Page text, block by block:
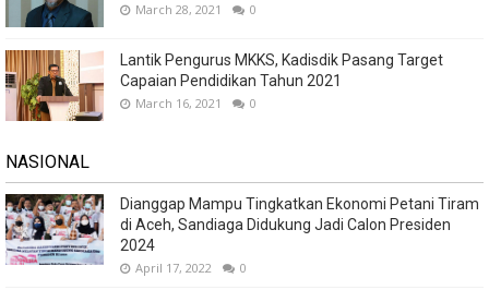
March 28, 2021 0
Lantik Pengurus MKKS, Kadisdik Pasang Target
Capaian Pendidikan Tahun 2021
March 16, 2021 0
NASIONAL
Dianggap Mampu Tingkatkan Ekonomi Petani Tiram
di Aceh, Sandiaga Didukung Jadi Calon Presiden
2024
April 17, 2022 0